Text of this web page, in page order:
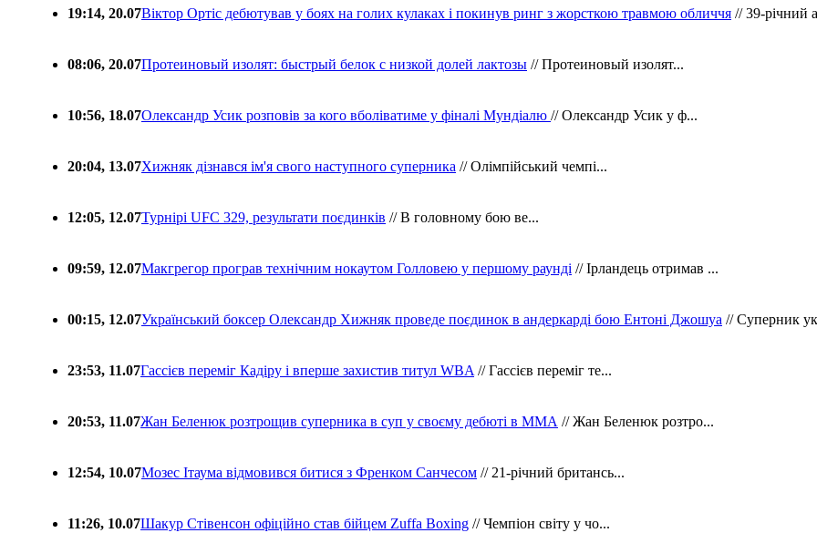
19:14, 20.07Віктор Ортіс дебютував у боях на голих кулаках і покинув ринг з жорсткою травмою обличчя // 39-річний
08:06, 20.07Протеиновый изолят: быстрый белок с низкой долей лактозы // Протеиновый изолят...
10:56, 18.07Олександр Усик розповів за кого вболіватиме у фіналі Мундіалю // Олександр Усик у ф...
20:04, 13.07Хижняк дізнався ім'я свого наступного суперника // Олімпійський чемпі...
12:05, 12.07Турнірі UFC 329, результати поєдинків // В головному бою ве...
09:59, 12.07Макгрегор програв технічним нокаутом Голловею у першому раунді // Ірландець отримав ...
00:15, 12.07Український боксер Олександр Хижняк проведе поєдинок в андеркарді бою Ентоні Джошуа // Суперник
23:53, 11.07Гассієв переміг Кадіру і вперше захистив титул WBA // Гассієв переміг те...
20:53, 11.07Жан Беленюк розтрощив суперника в суп у своєму дебюті в ММА // Жан Беленюк розтро...
12:54, 10.07Мозес Ітаума відмовився битися з Френком Санчесом // 21-річний британсь...
11:26, 10.07Шакур Стівенсон офіційно став бійцем Zuffa Boxing // Чемпіон світу у чо...